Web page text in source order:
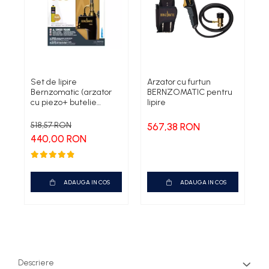
Set de lipire
Bernzomatic (arzator
cu piezo+ butelie
in display carton
518,57 RON
440,00 RON
ADAUGA IN COS
Arzator cu furtun
BERNZOMATIC pentru
lipire
567,38 RON
ADAUGA IN COS
Descriere